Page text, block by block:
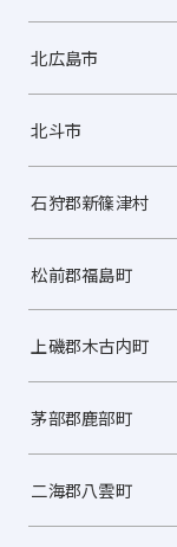
北広島市
北斗市
石狩郡新篠津村
松前郡福島町
上磯郡木古内町
茅部郡鹿部町
二海郡八雲町